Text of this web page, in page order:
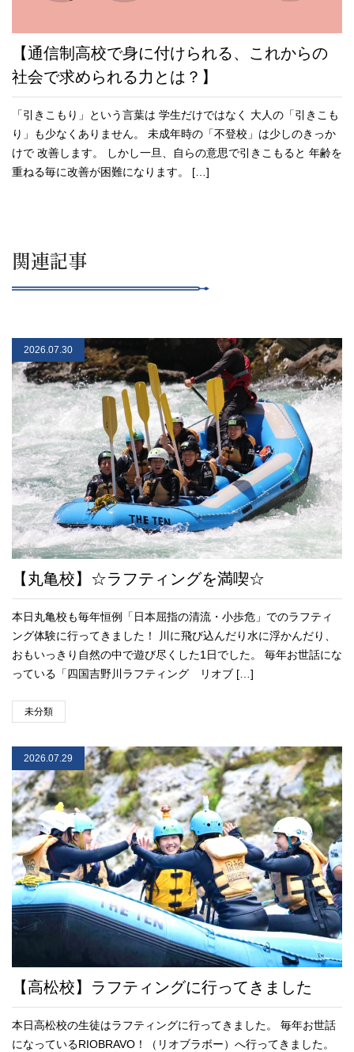
【通信制高校で身に付けられる、これからの
社会で求められる力とは？】
「引きこもり」という言葉は 学生だけではなく 大人の「引きこも
り」も少なくありません。 未成年時の「不登校」は少しのきっか
けで 改善します。 しかし一旦、自らの意思で引きこもると 年齢を
重ねる毎に改善が困難になります。 […]
関連記事
2026.07.30
【丸亀校】☆ラフティングを満喫☆
本日丸亀校も毎年恒例「日本屈指の清流・小歩危」でのラフティ
ング体験に行ってきました！ 川に飛び込んだり水に浮かんだり、
おもいっきり自然の中で遊び尽くした1日でした。 毎年お世話にな
っている「四国吉野川ラフティング リオブ […]
未分類
2026.07.29
【高松校】ラフティングに行ってきました
本日高松校の生徒はラフティングに行ってきました。 毎年お世話
になっているRIOBRAVO！（リオブラボー）へ行ってきました。